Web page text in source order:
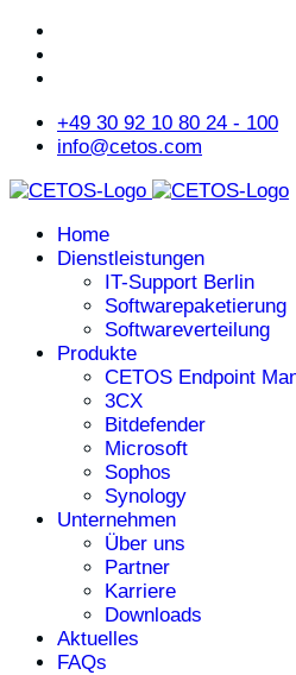
+49 30 92 10 80 24 - 100
info@cetos.com
Home
Dienstleistungen
IT-Support Berlin
Softwarepaketierung
Softwareverteilung
Produkte
CETOS Endpoint
3CX
Bitdefender
Microsoft
Sophos
Synology
Unternehmen
Über uns
Partner
Karriere
Downloads
Aktuelles
FAQs